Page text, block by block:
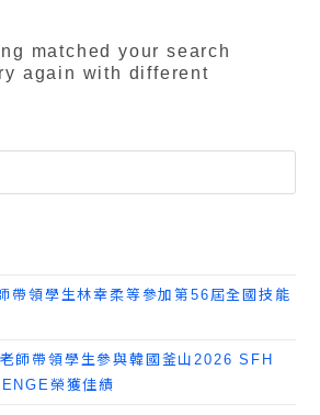
matched your search
again with different
帶領學生林幸柔等參加第56屆全國技能
師帶領學生參與韓國釜山2026 SFH
榮獲佳績